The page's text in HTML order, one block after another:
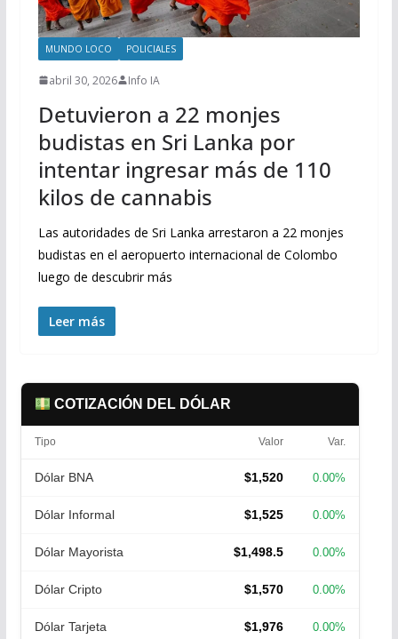
MUNDO LOCO POLICIALES
abril 30, 2026 Info IA
Detuvieron a 22 monjes
budistas en Sri Lanka por
intentar ingresar más de 110
kilos de cannabis
Las autoridades de Sri Lanka arrestaron a 22 monjes
budistas en el aeropuerto internacional de Colombo
luego de descubrir más
Leer más
COTIZACIÓN DEL DÓLAR
Tipo Valor Var.
Dólar BNA $1,520 0.00%
Dólar Informal $1,525 0.00%
Dólar Mayorista $1,498.5 0.00%
Dólar Cripto $1,570 0.00%
Dólar Tarjeta $1,976 0.00%